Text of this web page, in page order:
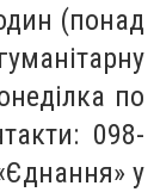
(понад
по
098-
у